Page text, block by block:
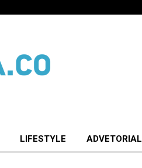
LIFESTYLE ADVETORIAL